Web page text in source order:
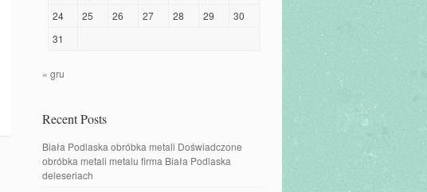
24
25 26 27 28 29
30
31
« gru
Recent Posts
Biała Podlaska obróbka metali Doświadczone
obróbka metali metalu firma Biała Podlaska
deleseriach